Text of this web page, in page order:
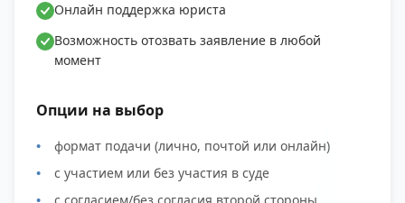
Онлайн поддержка юриста
Возможность отозвать заявление в любой
момент
Опции на выбор
формат подачи (лично, почтой или онлайн)
с участием или без участия в суде